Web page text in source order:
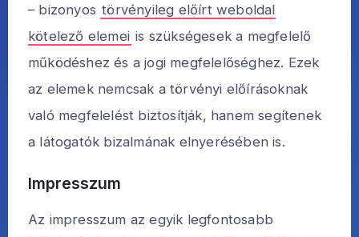
– bizonyos törvényileg előírt weboldal
kötelező elemei is szükségesek a megfelelő
működéshez és a jogi megfelelőséghez. Ezek
az elemek nemcsak a törvényi előírásoknak
való megfelelést biztosítják, hanem segítenek
a látogatók bizalmának elnyerésében is.
Impresszum
Az impresszum az egyik legfontosabb